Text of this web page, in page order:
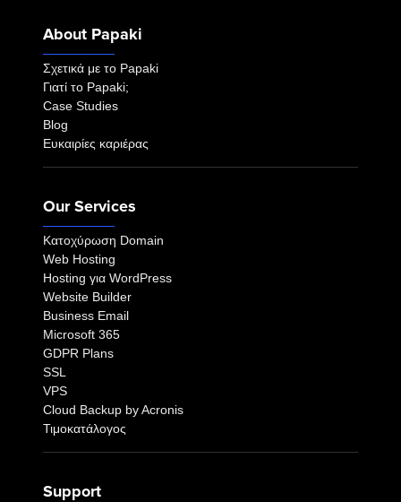
About Papaki
Σχετικά με το Papaki
Γιατί το Papaki;
Case Studies
Blog
Ευκαιρίες καριέρας
Our Services
Κατοχύρωση Domain
Web Hosting
Hosting για WordPress
Website Builder
Business Email
Microsoft 365
GDPR Plans
SSL
VPS
Cloud Backup by Acronis
Τιμοκατάλογος
Support